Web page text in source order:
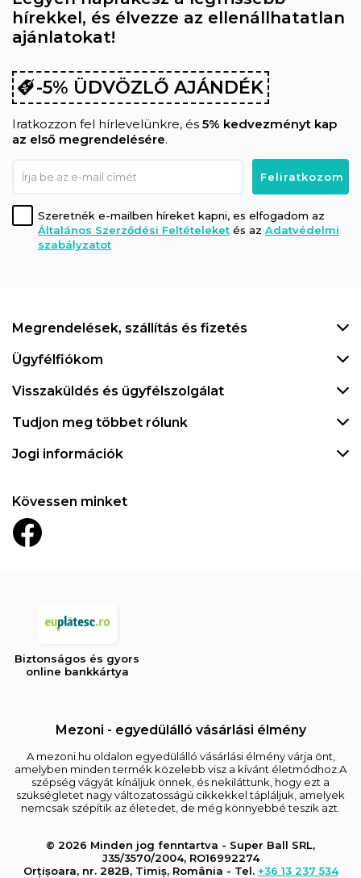
hírekkel, és élvezze az ellenállhatatlan
ajánlatokat!
-5% ÜDVÖZLŐ AJÁNDÉK
Iratkozzon fel hírlevelünkre, és 5% kedvezményt kap
az első megrendelésére.
Szeretnék e-mailben híreket kapni, es elfogadom az
Általános Szerződési Feltételeket és az Adatvédelmi
szabályzatot
Megrendelések, szállítás és fizetés
Ügyfélfiókom
Visszaküldés és ügyfélszolgálat
Tudjon meg többet rólunk
Jogi információk
Kövessen minket
Biztonságos és gyors
online bankkártya
Mezoni - egyedülálló vásárlási élmény
A mezoni.hu oldalon egyedülálló vásárlási élmény várja önt,
amelyben minden termék közelebb visz a kívánt életmódhoz.A
szépség vágyát kínáljuk önnek, és nekiláttunk, hogy ezt a
szükségletet nagy változatosságú cikkekkel tápláljuk, amelyek
nemcsak szépítik az életedet, de még könnyebbé teszik azt.
© 2026 Minden jog fenntartva - Super Ball SRL,
J35/3570/2004, RO16992274
Orțișoara, nr. 282B, Timiș, România - Tel. +36 13 237 534